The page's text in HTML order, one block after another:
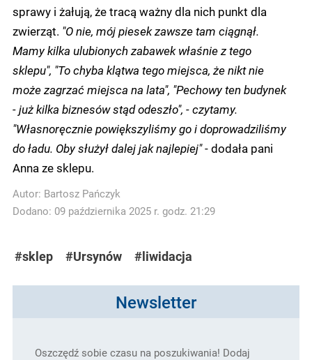
sprawy i żałują, że tracą ważny dla nich punkt dla
zwierząt. "O nie, mój piesek zawsze tam ciągnął.
Mamy kilka ulubionych zabawek właśnie z tego
sklepu", "To chyba klątwa tego miejsca, że nikt nie
może zagrzać miejsca na lata", "Pechowy ten budynek
- już kilka biznesów stąd odeszło", - czytamy.
"Własnoręcznie powiększyliśmy go i doprowadziliśmy
do ładu. Oby służył dalej jak najlepiej"- dodała pani
Anna ze sklepu.
Autor: Bartosz Pańczyk
Dodano: 09 października 2025 r. godz. 21:29
#sklep #Ursynów #liwidacja
Newsletter
Oszczędź sobie czasu na poszukiwania! Dodaj